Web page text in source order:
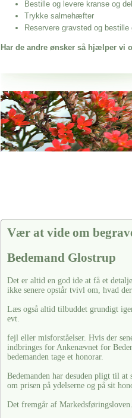
Bestille og levere kranse og
Trykke salmehæfter
Reservere gravsted og bestille
Har de andre ønsker så hjælper vi
Her hos os får du altid en god afslutning når det
Bedemand Glostrup
vi hjælper i alle faser af begravelsel
Vær at vide om
Bedemand Glostrup
Det er altid en god ide at få et
ikke senere opstår tvivl om, hvad
Læs også altid tilbuddet grundigt
evt.
fejl eller misforståelser. Hvis der
indbringes for Ankenævnet for
bedemanden tage et honorar.
Bedemanden har desuden pligt til
om prisen på ydelserne og på sit
Det fremgår af Markedsføringsloven.